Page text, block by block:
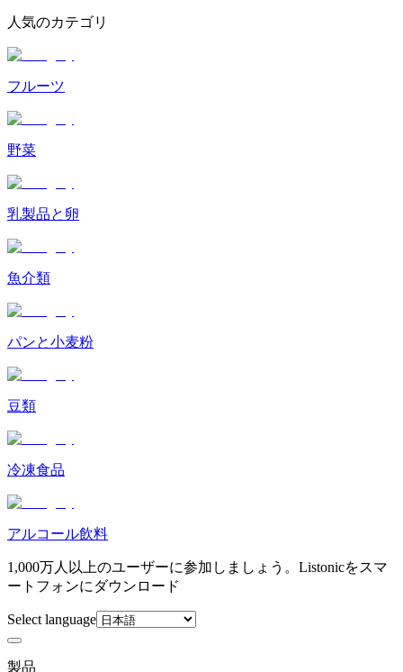
人気のカテゴリ
フルーツ
野菜
乳製品と卵
魚介類
パンと小麦粉
豆類
冷凍食品
アルコール飲料
1,000万人以上のユーザーに参加しましょう。Listonicをスマ
ートフォンにダウンロード
Select language
製品